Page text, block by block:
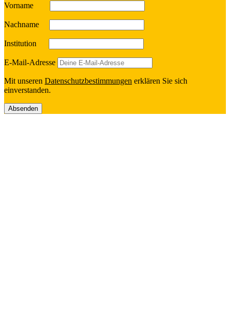
Vorname
Nach­name
Insti­tu­tion
E‑Mail-Adresse
Mit unseren Daten­schutz­be­stim­mun­gen erklä­ren Sie sich
einverstanden.